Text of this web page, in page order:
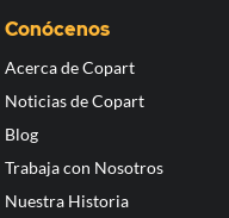
Conócenos
Acerca de Copart
Noticias de Copart
Blog
Trabaja con Nosotros
Nuestra Historia